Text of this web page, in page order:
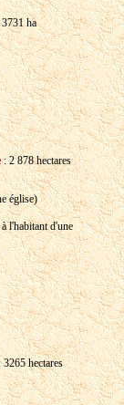
ha
: 2 878 hectares
église)
l'habitant d'une
: 3265 hectares